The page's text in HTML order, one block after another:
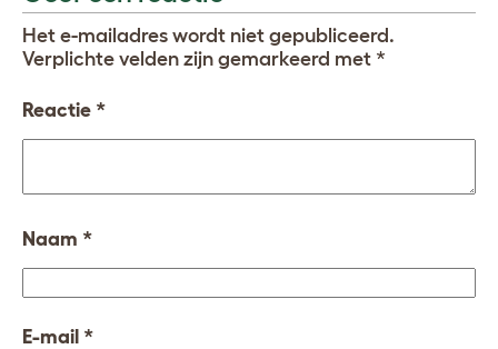
Het e-mailadres wordt niet gepubliceerd.
Verplichte velden zijn gemarkeerd met *
Reactie *
Naam *
E-mail *